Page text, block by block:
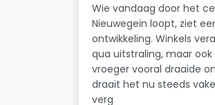
Wie vandaag door het
Nieuwegein loopt, ziet
ontwikkeling. Winkels
qua uitstraling, maar
vroeger vooral draaide
draait het nu steeds
verg